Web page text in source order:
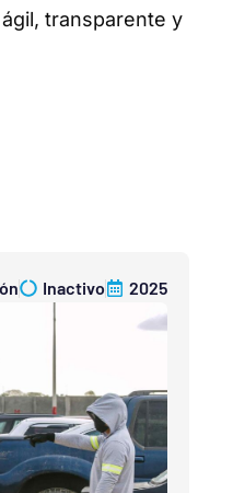
transparente y
Inactivo 2025